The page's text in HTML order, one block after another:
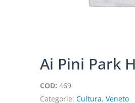
Ai Pini Park
COD: 469
Categorie: Cultura, Veneto